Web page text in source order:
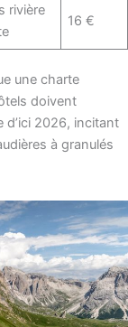
rivière
16 €
une charte
doivent
d’ici 2026, incitant
à granulés